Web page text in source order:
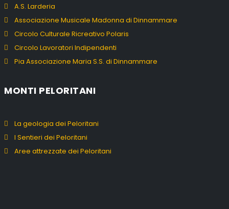
A.S. Larderia
Associazione Musicale Madonna di Dinnammare
Circolo Culturale Ricreativo Polaris
Circolo Lavoratori Indipendenti
Pia Associazione Maria S.S. di Dinnammare
MONTI PELORITANI
La geologia dei Peloritani
I Sentieri dei Peloritani
Aree attrezzate dei Peloritani